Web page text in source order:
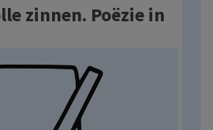
zinnen. Poëzie in